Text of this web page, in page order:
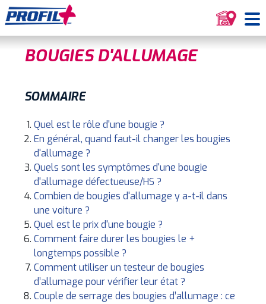
BOUGIES D'ALLUMAGE
SOMMAIRE
Quel est le rôle d'une bougie ?
En général, quand faut-il changer les bougies
d'allumage ?
Quels sont les symptômes d'une bougie
d'allumage défectueuse/HS ?
Combien de bougies d'allumage y a-t-il dans
une voiture ?
Quel est le prix d'une bougie ?
Comment faire durer les bougies le +
longtemps possible ?
Comment utiliser un testeur de bougies
d’allumage pour vérifier leur état ?
Couple de serrage des bougies d’allumage : ce